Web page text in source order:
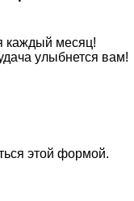
каждый месяц!
улыбнется вам!
этой формой.